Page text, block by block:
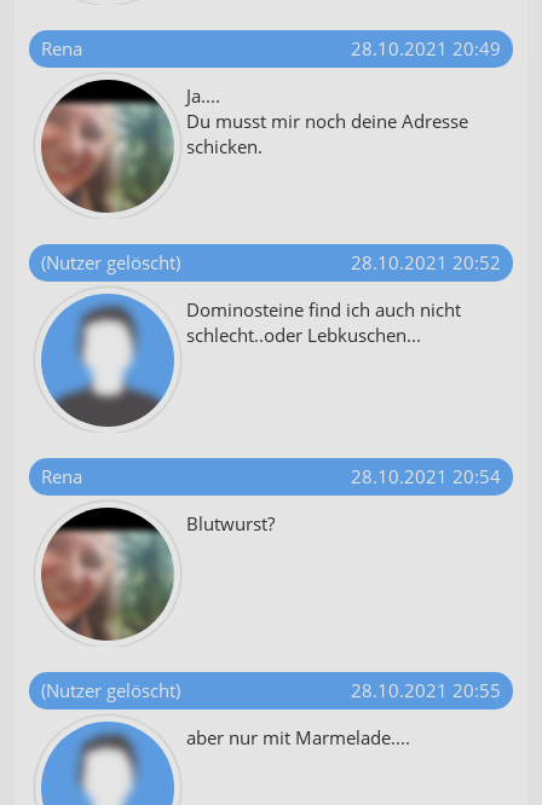
Rena
28.10.2021 20:49
Ja....
Du musst mir noch deine Adresse
schicken.
(Nutzer gelöscht)
28.10.2021 20:52
Dominosteine find ich auch nicht
schlecht..oder Lebkuschen...
Rena
28.10.2021 20:54
Blutwurst?
(Nutzer gelöscht)
28.10.2021 20:55
aber nur mit Marmelade....